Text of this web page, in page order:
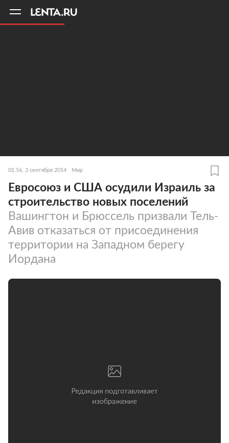
01:56, 3 сентября 2014 Мир
Евросоюз и США осудили Израиль за
строительство новых поселений
Вашингтон и Брюссель призвали Тель-
Авив отказаться от присоединения
территории на Западном берегу
Иордана